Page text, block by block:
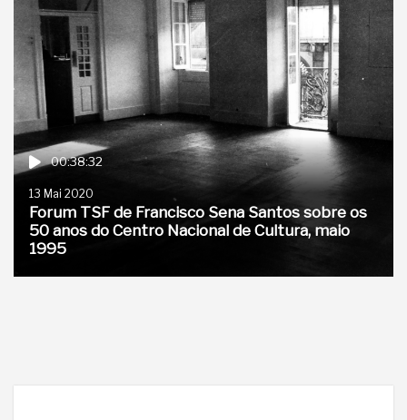
00:38:32
13 Mai 2020
Forum TSF de Francisco Sena Santos sobre os
50 anos do Centro Nacional de Cultura, maio
1995